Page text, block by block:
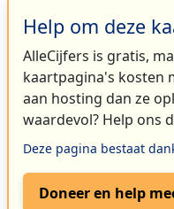
Help om deze
AlleCijfers is gratis,
kaartpagina's kosten
aan hosting dan ze
waardevol? Help ons
Deze pagina bestaat
Doneer en help